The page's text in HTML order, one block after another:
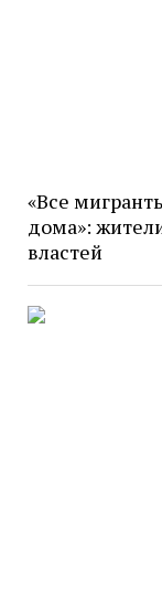
«Все
дома»:
властей